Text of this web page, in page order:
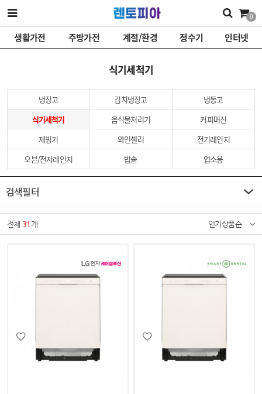
0
생활가전 주방가전 계절/환경 정수기 인터넷
식기세척기
냉장고 김치냉장고
냉동고
식기세척기
음식물처리기
커피머신
제빙기
와인셀러
전기레인지
오븐/전자레인지
밥솥 업소용
검색필터
전체 31 개 인기상품순